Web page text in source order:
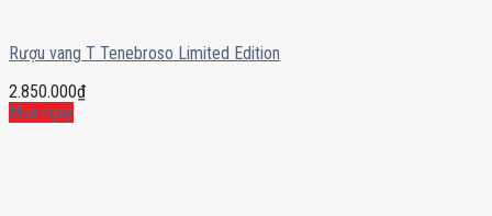
Rượu vang T Tenebroso Limited Edition
2.850.000₫
Mua ngay